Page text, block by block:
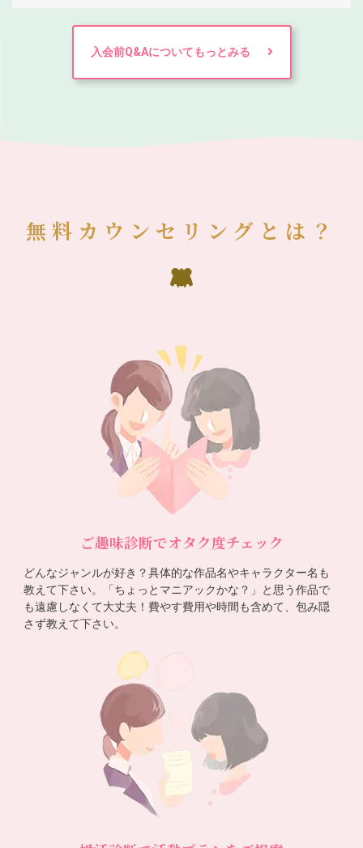
入会前Q&Aについてもっとみる
無料カウンセリングとは？
ご趣味診断でオタク度チェック
どんなジャンルが好き？具体的な作品名やキャラクター名も
教えて下さい。「ちょっとマニアックかな？」と思う作品で
も遠慮しなくて大丈夫！費やす費用や時間も含めて、包み隠
さず教えて下さい。